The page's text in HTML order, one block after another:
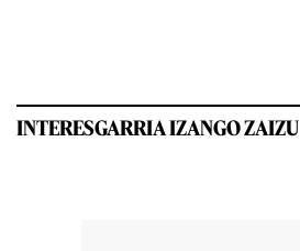
INTERESGARRIA IZANGO ZAIZU